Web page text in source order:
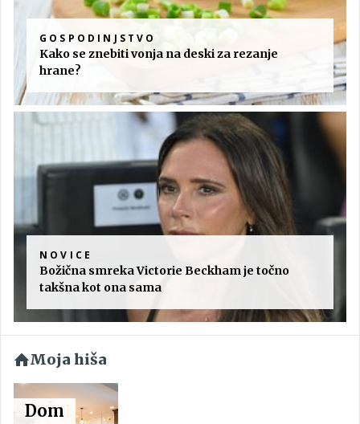
GOSPODINJSTVO
Kako se znebiti vonja na deski za rezanje
hrane?
NOVICE
Božična smreka Victorie Beckham je točno
takšna kot ona sama
Moja hiša
Dom